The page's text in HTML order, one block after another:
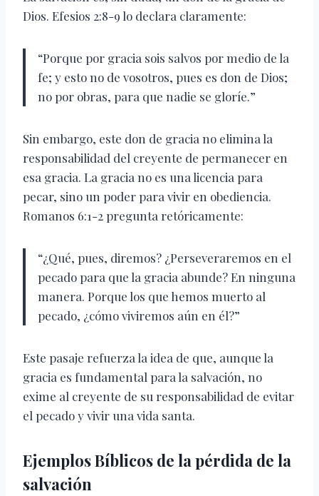
Dios. Efesios 2:8-9 lo declara claramente:
“Porque por gracia sois salvos por medio de la
fe; y esto no de vosotros, pues es don de Dios;
no por obras, para que nadie se gloríe.”
Sin embargo, este don de gracia no elimina la
responsabilidad del creyente de permanecer en
esa gracia. La gracia no es una licencia para
pecar, sino un poder para vivir en obediencia.
Romanos 6:1-2 pregunta retóricamente:
“¿Qué, pues, diremos? ¿Perseveraremos en el
pecado para que la gracia abunde? En ninguna
manera. Porque los que hemos muerto al
pecado, ¿cómo viviremos aún en él?”
Este pasaje refuerza la idea de que, aunque la
gracia es fundamental para la salvación, no
exime al creyente de su responsabilidad de evitar
el pecado y vivir una vida santa.
Ejemplos Bíblicos de la pérdida de la
salvación